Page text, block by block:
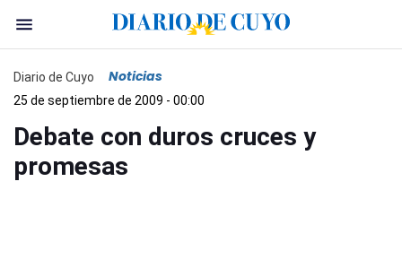
Diario de Cuyo Noticias
25 de septiembre de 2009 - 00:00
Debate con duros cruces y
promesas